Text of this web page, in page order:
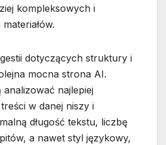
kompleksowych i
dotyczących struktury i
mocna strona AI.
najlepiej
w danej niszy i
długość tekstu, liczbę
a nawet styl językowy,